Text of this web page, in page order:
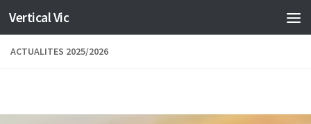
Skip to content
Vertical Vic
ACTUALITES 2025/2026